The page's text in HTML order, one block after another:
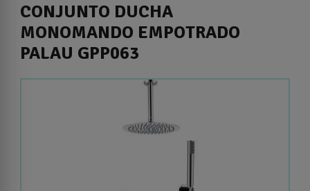
CONJUNTO DUCHA
MONOMANDO EMPOTRADO
PALAU GPP063